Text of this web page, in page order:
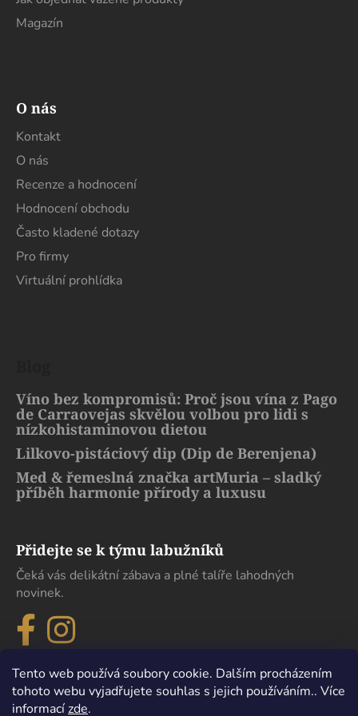
Tento web používá soubory cookie. Dalším procházením
tohoto webu vyjadřujete souhlas s jejich používáním.. Více
informacízde.
Magazín
O nás
Kontakt
O nás
Recenze a hodnocení
Hodnocení obchodu
Často kladené dotazy
Pro firmy
Virtuální prohlídka
Víno bez kompromisů: Proč jsou vína z Pago
de Carraovejas skvělou volbou pro lidi s
nízkohistaminovou dietou
Lilkovo-pistáciový dip (Dip de Berenjena)
Med & řemeslná značka artMuria – sladký
příběh harmonie přírody a luxusu
Přidejte se k týmu labužníků
Čeká vás delikátní zábava a plné talíře lahodných
novinek.